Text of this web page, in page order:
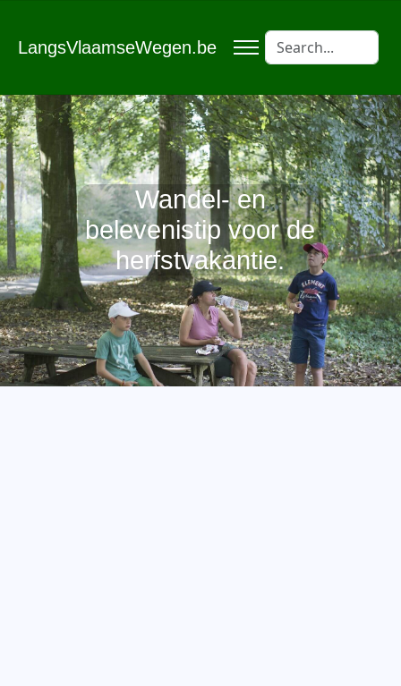
LangsVlaamseWegen.be
Wandel- en
belevenistip voor de
herfstvakantie.